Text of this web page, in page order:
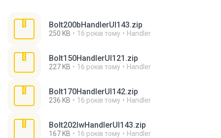
Bolt200bHandlerUI143.zip
250 KB 16 років тому Handler
Bolt150HandlerUI121.zip
227 KB 16 років тому Handler
Bolt170HandlerUI142.zip
236 KB 16 років тому Handler
Bolt202lwHandlerUI143.zip
167 KB 16 років тому Handler